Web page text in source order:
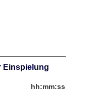
Einspielung
hh:mm:ss